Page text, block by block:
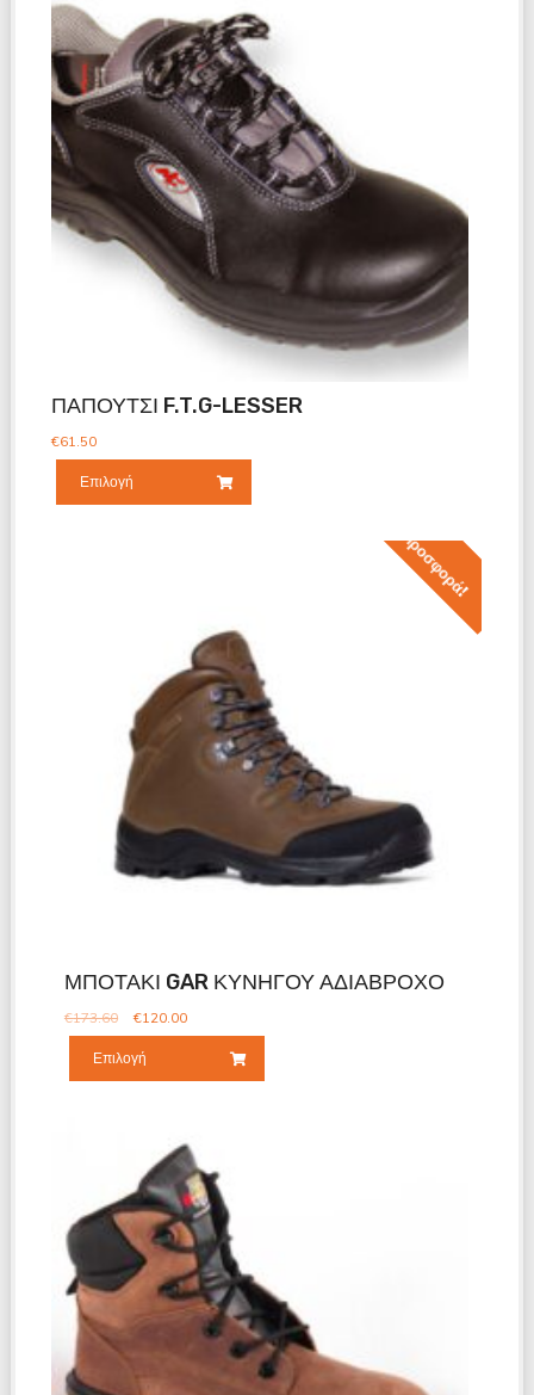
ΠΑΠΟΥΤΣΙ F.T.G-LESSER
€61.50
Επιλογή
Προσφορά!
ΜΠΟΤΑΚΙ GAR ΚΥΝΗΓΟΥ ΑΔΙΑΒΡΟΧΟ
€173.60 €120.00
Επιλογή